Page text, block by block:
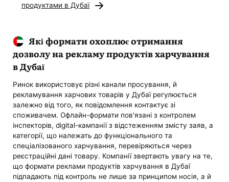
продуктами в Дубаї
Які формати охоплює отримання
дозволу на рекламу продуктів харчування
в Дубаї
Ринок використовує різні канали просування, й
рекламування харчових товарів у Дубаї регулюється
залежно від того, як повідомлення контактує зі
споживачем. Офлайн-формати пов'язані з контролем
інспекторів, digital-кампанії з відстеженням змісту заяв, а
категорії, що належать до функціонального та
спеціалізованого харчування, перевіряються через
реєстраційні дані товару. Компанії звертають увагу на те,
що формати реклами продуктів харчування в Дубаї
підпадають під контроль не лише за принципом носія, а й